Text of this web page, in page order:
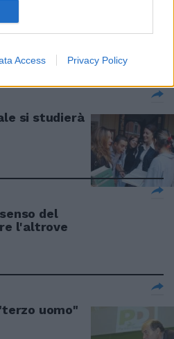
Access Privacy Policy
e
quanto la
si studierà
del
l'altrove
uomo"